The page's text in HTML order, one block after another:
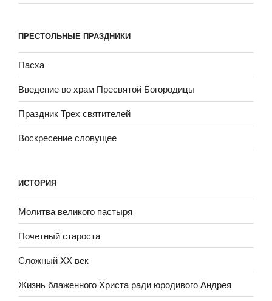
ПРЕСТОЛЬНЫЕ ПРАЗДНИКИ
Пасха
Введение во храм Пресвятой Богородицы
Праздник Трех святителей
Воскресение словущее
ИСТОРИЯ
Молитва великого пастыря
Почетный староста
Сложный XX век
Жизнь блаженного Христа ради юродивого Андрея